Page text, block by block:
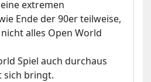
extremen
Ende der 90er teilweise,
alles Open World
Spiel auch durchaus
sich bringt.